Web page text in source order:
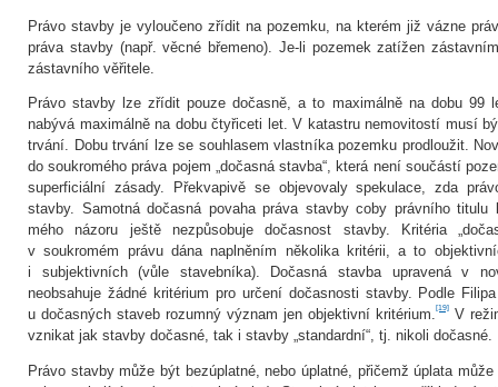
Právo stavby je vyloučeno zřídit na pozemku, na kterém již vázne
práva stavby (např. věcné břemeno). Je‑li pozemek zatížen
zástavního věřitele.
Právo stavby lze zřídit pouze dočasně, a to maximálně na dobu 99
nabývá maximálně na dobu čtyřiceti let. V katastru nemovitostí musí
trvání. Dobu trvání lze se souhlasem vlastníka pozemku prodloužit.
do soukromého práva pojem „dočasná stavba“, která není součástí
superficiální zásady. Překvapivě se objevovaly spekulace, zda
stavby. Samotná dočasná povaha práva stavby coby právního
mého názoru ještě nezpůsobuje dočasnost stavby. Kritéria
v soukromém právu dána naplněním několika kritérii, a to
i subjektivních (vůle stavebníka). Dočasná stavba upravená v
neobsahuje žádné kritérium pro určení dočasnosti stavby. Podle
u dočasných staveb rozumný význam jen objektivní kritérium.[19] V
vznikat jak stavby dočasné, tak i stavby „standardní“, tj. nikoli dočasné.
Právo stavby může být bezúplatné, nebo úplatné, přičemž úplata